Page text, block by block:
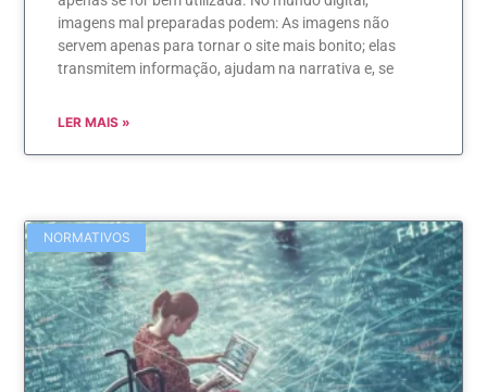
imagens mal preparadas podem: As imagens não
servem apenas para tornar o site mais bonito; elas
transmitem informação, ajudam na narrativa e, se
LER MAIS »
NORMATIVOS